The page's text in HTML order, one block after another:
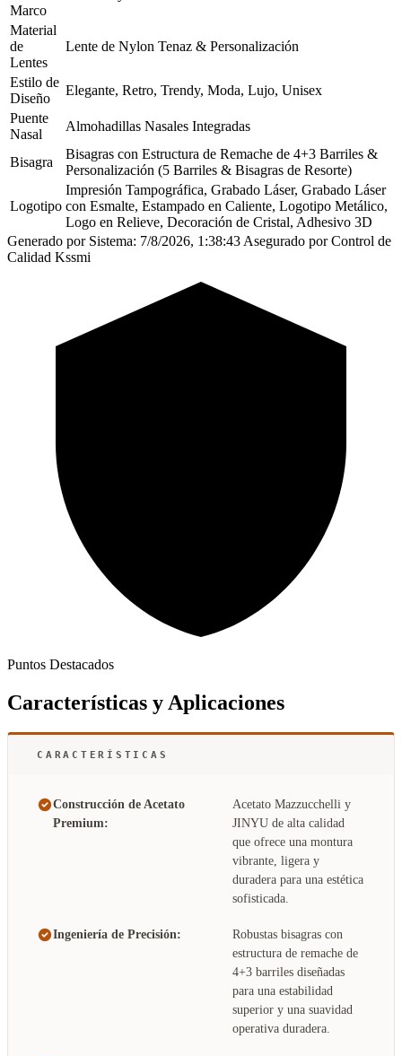
Marco
Material
de
Lentes
Lente de Nylon Tenaz & Personalización
Estilo de
Diseño
Elegante, Retro, Trendy, Moda, Lujo, Unisex
Puente
Nasal
Almohadillas Nasales Integradas
Bisagra
Bisagras con Estructura de Remache de 4+3 Barriles &
Personalización (5 Barriles & Bisagras de Resorte)
Logotipo
Impresión Tampográfica, Grabado Láser, Grabado Láser
con Esmalte, Estampado en Caliente, Logotipo Metálico,
Logo en Relieve, Decoración de Cristal, Adhesivo 3D
Generado por Sistema: 7/8/2026, 1:38:43 Asegurado por Control de
Calidad Kssmi
Puntos Destacados
Características y Aplicaciones
CARACTERÍSTICAS
Construcción de Acetato
Premium:
Acetato Mazzucchelli y
JINYU de alta calidad
que ofrece una montura
vibrante, ligera y
duradera para una estética
sofisticada.
Ingeniería de Precisión:
Robustas bisagras con
estructura de remache de
4+3 barriles diseñadas
para una estabilidad
superior y una suavidad
operativa duradera.